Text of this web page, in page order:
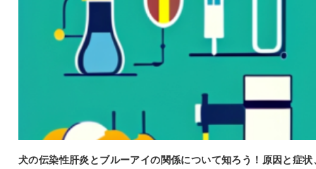
犬の伝染性肝炎とブルーアイの関係について知ろう！原因と症状